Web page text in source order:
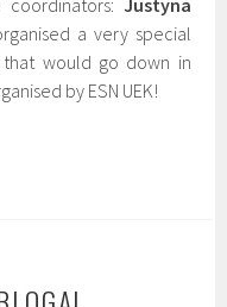
Justyna
a very special
that would go down in
by ESN UEK!